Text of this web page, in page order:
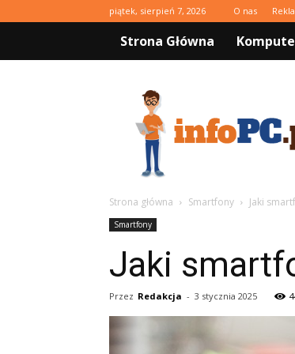
piątek, sierpień 7, 2026 O nas
Strona Główna
infoPC.pl
Strona główna Smartfony Jaki
Smartfony
Jaki
Przez Redakcja - 3 stycznia 2025